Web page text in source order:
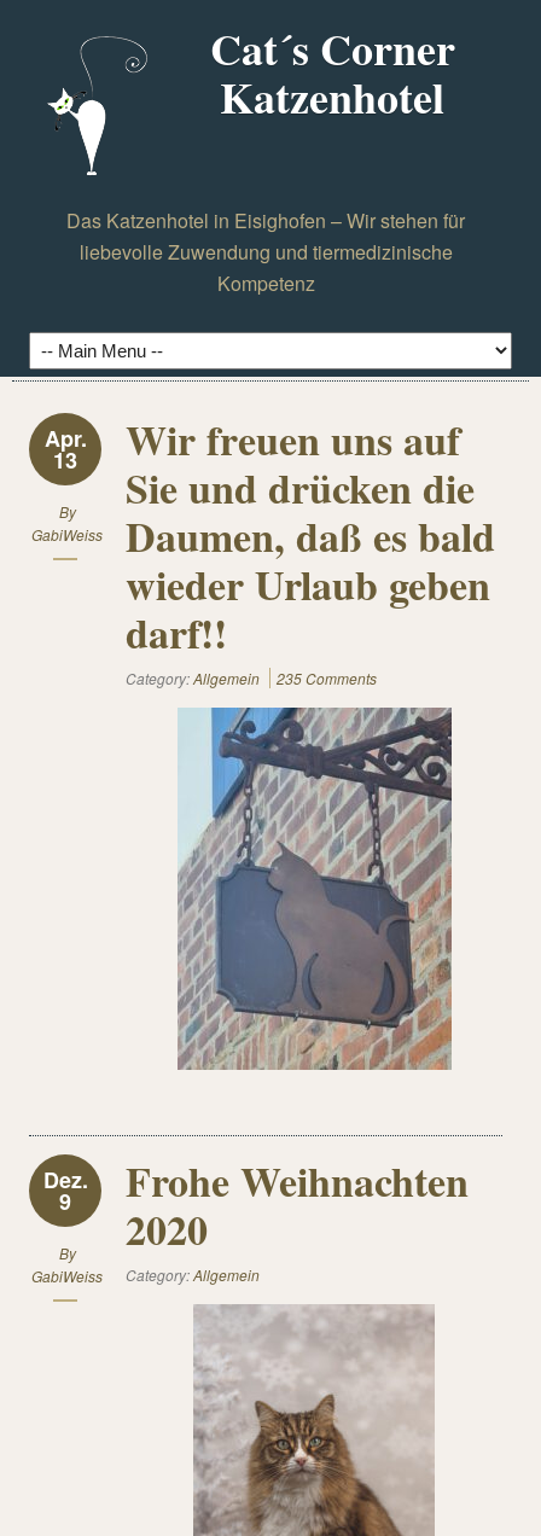
Cat´s Corner
Katzenhotel
Das Katzenhotel in Eisighofen – Wir stehen für
liebevolle Zuwendung und tiermedizinische
Kompetenz
Apr.
13
By
GabiWeiss
Wir freuen uns auf
Sie und drücken die
Daumen, daß es bald
wieder Urlaub geben
darf!!
Category:Allgemein 235 Comments
Dez.
9
By
GabiWeiss
Frohe Weihnachten
2020
Category:Allgemein